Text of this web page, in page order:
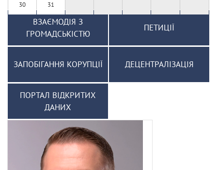
30 31
ВЗАЄМОДІЯ З
ГРОМАДСЬКІСТЮ
ПЕТИЦІЇ
ЗАПОБІГАННЯ КОРУПЦІЇ ДЕЦЕНТРАЛІЗАЦІЯ
ПОРТАЛ ВІДКРИТИХ
ДАНИХ